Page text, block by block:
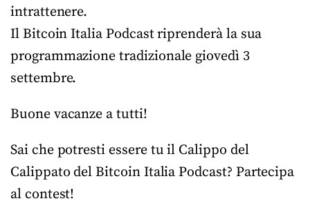
intrattenere.
Il Bitcoin Italia Podcast riprenderà la sua
programmazione tradizionale giovedì 3
settembre.
Buone vacanze a tutti!
Sai che potresti essere tu il Calippo del
Calippato del Bitcoin Italia Podcast? Partecipa
al contest!